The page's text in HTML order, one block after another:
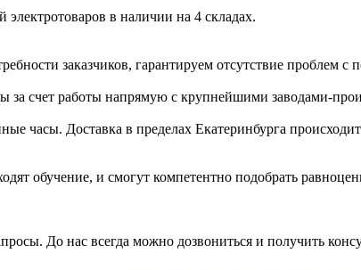
в наличии на 4 складах.
заказчиков, гарантируем отсутствие проблем с
за счет работы напрямую с крупнейшими заводами-
часы. Доставка в пределах Екатеринбурга
обучение, и смогут компетентно подобрать
До нас всегда можно дозвониться и получить